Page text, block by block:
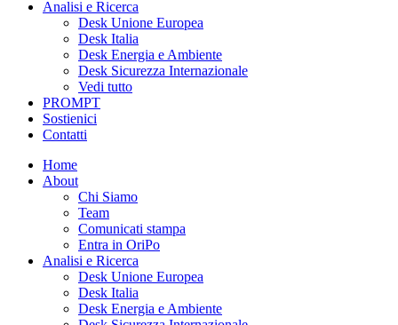
Analisi e Ricerca
Desk Unione Europea
Desk Italia
Desk Energia e Ambiente
Desk Sicurezza Internazionale
Vedi tutto
PROMPT
Sostienici
Contatti
Home
About
Chi Siamo
Team
Comunicati stampa
Entra in OriPo
Analisi e Ricerca
Desk Unione Europea
Desk Italia
Desk Energia e Ambiente